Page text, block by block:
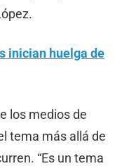
inician huelga de
los medios de
tema más allá de
“Es un tema